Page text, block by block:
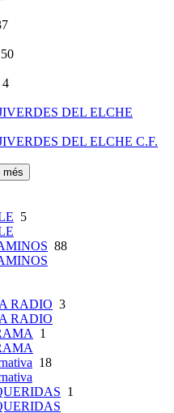
50
4
DEL ELCHE
DEL ELCHE C.F.
més
5
88
RADIO 3
RADIO
1
18
1